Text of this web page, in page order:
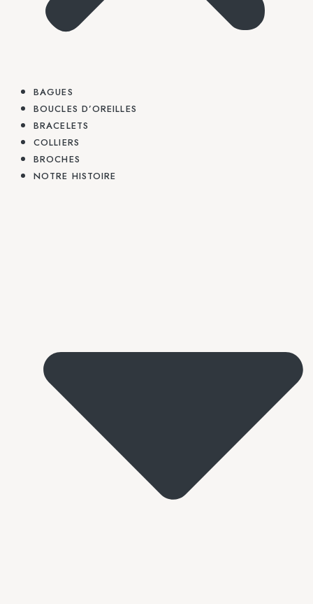
BAGUES
BOUCLES D’OREILLES
BRACELETS
COLLIERS
BROCHES
NOTRE HISTOIRE